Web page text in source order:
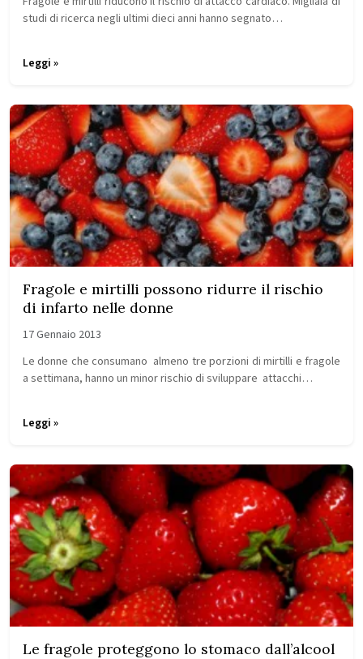
studi di ricerca negli ultimi dieci anni hanno segnato…
Leggi »
Fragole e mirtilli possono ridurre il rischio
di infarto nelle donne
17 Gennaio 2013
Le donne che consumano almeno tre porzioni di mirtilli e fragole
a settimana, hanno un minor rischio di sviluppare attacchi…
Leggi »
Le fragole proteggono lo stomaco dall’alcool